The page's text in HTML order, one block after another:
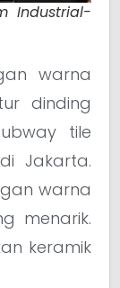
Industrial-
warna
dinding
tile
Jakarta.
warna
menarik.
keramik